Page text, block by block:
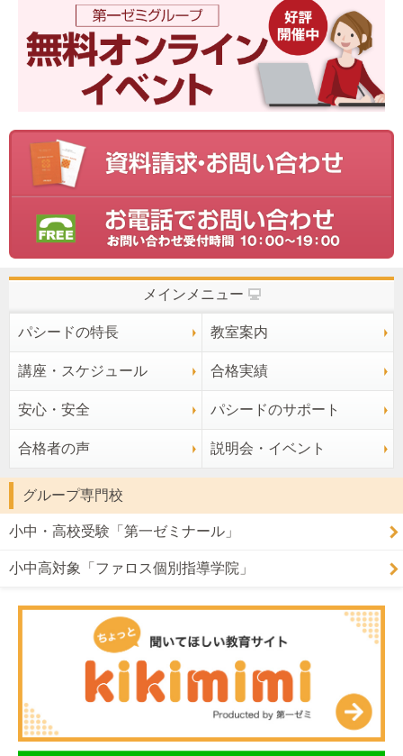
メインメニュー
パシードの特長 教室案内
講座・スケジュール 合格実績
安心・安全 パシードのサポート
合格者の声 説明会・イベント
グループ専門校
小中・高校受験「第一ゼミナール」
小中高対象「ファロス個別指導学院」